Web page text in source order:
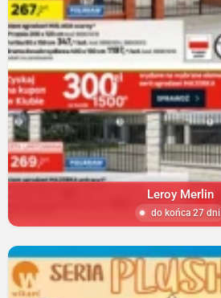
Leroy Merlin
do końca 27 dni